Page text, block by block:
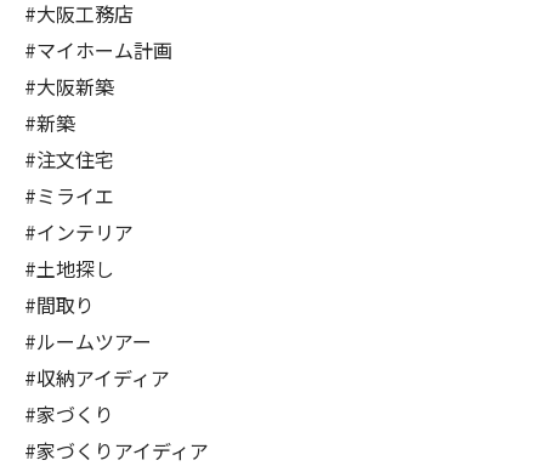
#大阪工務店
#マイホーム計画
#大阪新築
#新築
#注文住宅
#ミライエ
#インテリア
#土地探し
#間取り
#ルームツアー
#収納アイディア
#家づくり
#家づくりアイディア